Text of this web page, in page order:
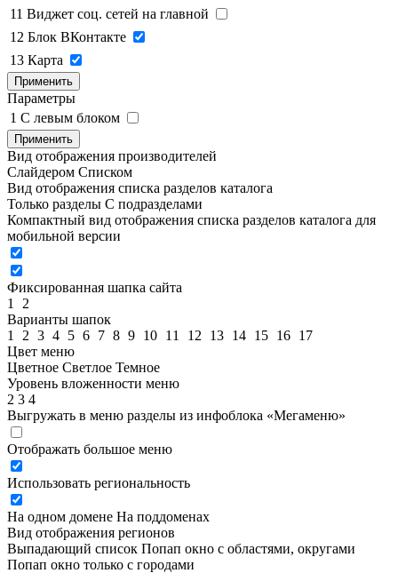
11 Виджет соц. сетей на главной
12 Блок ВКонтакте
13 Карта
Применить
Параметры
1 C левым блоком
Применить
Вид отображения производителей
Слайдером Списком
Вид отображения списка разделов каталога
Только разделы С подразделами
Компактный вид отображения списка разделов каталога для
мобильной версии
Фиксированная шапка сайта
1
2
Варианты шапок
1
2 3 4 5 6 7 8 9 10 11 12 13 14 15 16 17
Цвет меню
Цветное Светлое Темное
Уровень вложенности меню
2 3 4
Выгружать в меню разделы из инфоблока «Мегаменю»
Отображать большое меню
Использовать региональность
На одном домене На поддоменах
Вид отображения регионов
Выпадающий список Попап окно c областями, округами
Попап окно только с городами